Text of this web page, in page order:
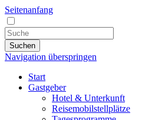
Seitenanfang
Suchen
Navigation überspringen
Start
Gastgeber
Hotel & Unterkunft
Reisemobilstellplätze